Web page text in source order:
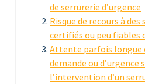
de serrurerie d’urgence
Risque de recours à
certifiés ou peu fiables
Attente parfois longue
demande ou
l’intervention d’un